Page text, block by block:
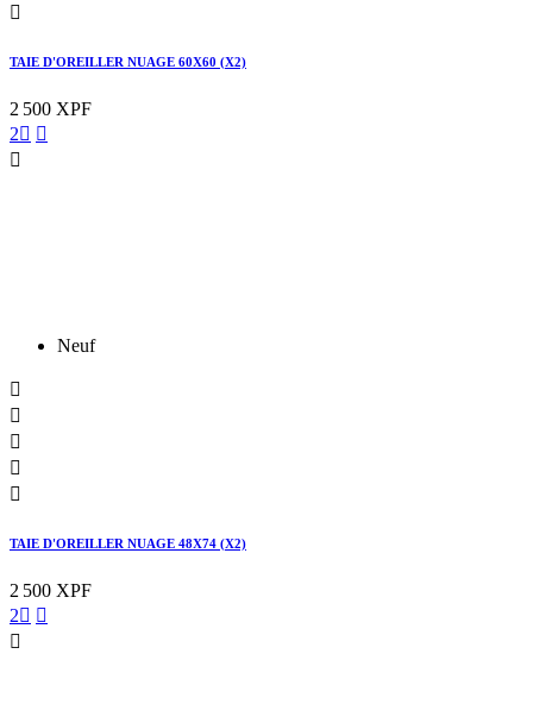

TAIE D'OREILLER NUAGE 60X60 (X2)
2 500 XPF
2 

Neuf





TAIE D'OREILLER NUAGE 48X74 (X2)
2 500 XPF
2 
